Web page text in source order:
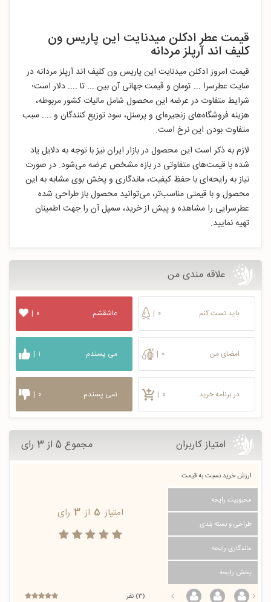
قیمت عطر ادکلن میدنایت این پاریس ون
کلیف اند آرپلز مردانه
قیمت امروز ادکلن میدنایت این پاریس ون کلیف اند آرپلز مردانه در
سایت عطرسرا ... تومان و قیمت جهانی آن بین ... تا .... دلار است؛
شرایط متفاوت در عرضه این محصول شامل مالیات کشور مربوطه،
هزینه فروشگاه‌های زنجیره‌ای و پرسنل، سود توزیع کنندگان و .... سبب
متفاوت بودن این نرخ است.
لازم به ذکر است این محصول در بازار ایران نیز با توجه به دلایل یاد
شده با قیمت‌های متفاوتی در بازه مشخص عرضه می‌شود. در صورت
نیاز به رایحه‌ای با حفظ کیفیت، ماندگاری و پخش بوی مشابه به این
محصول و با قیمتی مناسب‌تر، می‌توانید محصول باز طراحی شده
عطرسرایی را مشاهده و پیش از خرید، سمپل آن را جهت اطمینان
تهیه نمایید.
علاقه مندی من
باید تست کنم | ۰
امضای من | ۰
در برنامه خرید | ۰
عاشقشم | ۰
می پسندم | ۱
نمی پسندم | ۰
امتیاز کاربران مجموع 5 از 3 رای
ارزش خرید نسبت به قیمت
محبوبیت رایحه
طراحی و بسته بندی
ماندگاری رایحه
پخش رایحه
امتیاز 5 از 3 رای
(3) نفر